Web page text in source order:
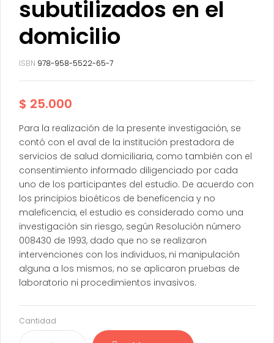
subutilizados en el
domicilio
ISBN 978-958-5522-65-7
$ 25.000
Para la realización de la presente investigación, se
contó con el aval de la institución prestadora de
servicios de salud domiciliaria, como también con el
consentimiento informado diligenciado por cada
uno de los participantes del estudio. De acuerdo con
los principios bioéticos de beneficencia y no
maleficencia, el estudio es considerado como una
investigación sin riesgo, según Resolución número
008430 de 1993, dado que no se realizaron
intervenciones con los individuos, ni manipulación
alguna a los mismos; no se aplicaron pruebas de
laboratorio ni procedimientos invasivos.
Cantidad